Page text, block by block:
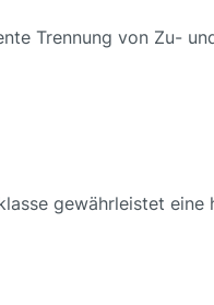
Trennung von Zu-
gewährleistet eine